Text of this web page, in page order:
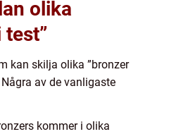
olika
test”
kan skilja olika ”bronzer
av de vanligaste
kommer i olika